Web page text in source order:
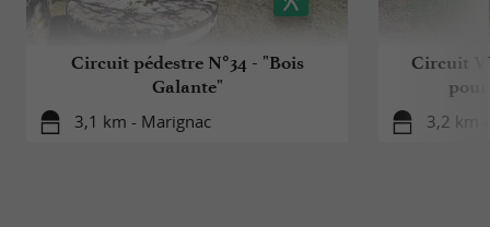
Circuit pédestre N°34 - "Bois
Galante"
3,1 km - Marignac
Circuit
3,2 km